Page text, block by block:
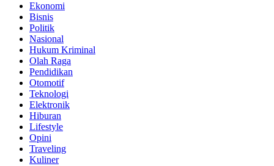
Ekonomi
Bisnis
Politik
Nasional
Hukum Kriminal
Olah Raga
Pendidikan
Otomotif
Teknologi
Elektronik
Hiburan
Lifestyle
Opini
Traveling
Kuliner